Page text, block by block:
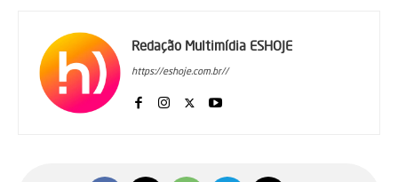
Redação Multimídia ESHOJE
https://eshoje.com.br//